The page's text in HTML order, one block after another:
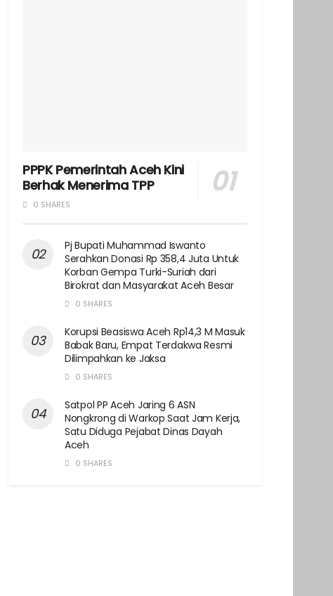
PPPK Pemerintah Aceh Kini
Berhak Menerima TPP
0 SHARES
Pj Bupati Muhammad Iswanto
Serahkan Donasi Rp 358,4 Juta Untuk
Korban Gempa Turki-Suriah dari
Birokrat dan Masyarakat Aceh Besar
0 SHARES
Korupsi Beasiswa Aceh Rp14,3 M Masuk
Babak Baru, Empat Terdakwa Resmi
Dilimpahkan ke Jaksa
0 SHARES
Satpol PP Aceh Jaring 6 ASN
Nongkrong di Warkop Saat Jam Kerja,
Satu Diduga Pejabat Dinas Dayah
Aceh
0 SHARES